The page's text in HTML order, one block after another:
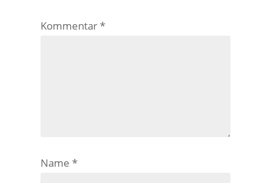
Kommentar*
Name*